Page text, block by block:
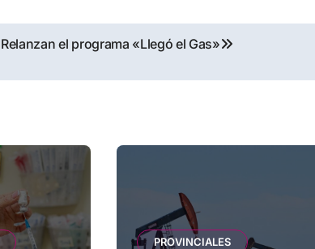
Relanzan el programa «Llegó el Gas»
PROVINCIALES